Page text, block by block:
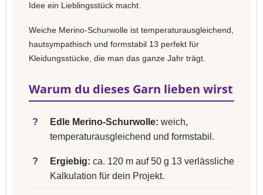
Idee ein Lieblingsstück macht.
Weiche Merino-Schurwolle ist temperaturausgleichend,
hautsympathisch und formstabil 13 perfekt für
Kleidungsstücke, die man das ganze Jahr trägt.
Warum du dieses Garn lieben wirst
? Edle Merino-Schurwolle: weich,
temperaturausgleichend und formstabil.
? Ergiebig: ca. 120 m auf 50 g 13 verlässliche
Kalkulation für dein Projekt.